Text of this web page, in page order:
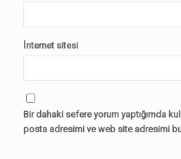
İnternet sitesi
Bir dahaki sefere yorum yaptığımda
posta adresimi ve web site adresimi bu